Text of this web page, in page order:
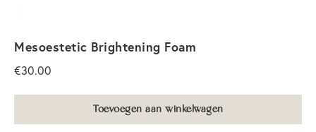
Mesoestetic Brightening Foam
€30.00
Toevoegen aan winkelwagen